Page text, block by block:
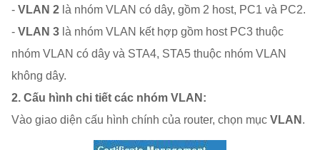
- VLAN 2 là nhóm VLAN có dây, gồm 2 host, PC1 và PC2.
- VLAN 3 là nhóm VLAN kết hợp gồm host PC3 thuộc
nhóm VLAN có dây và STA4, STA5 thuộc nhóm VLAN
không dây.
2. Cấu hình chi tiết các nhóm VLAN:
Vào giao diện cấu hình chính của router, chọn mục VLAN .